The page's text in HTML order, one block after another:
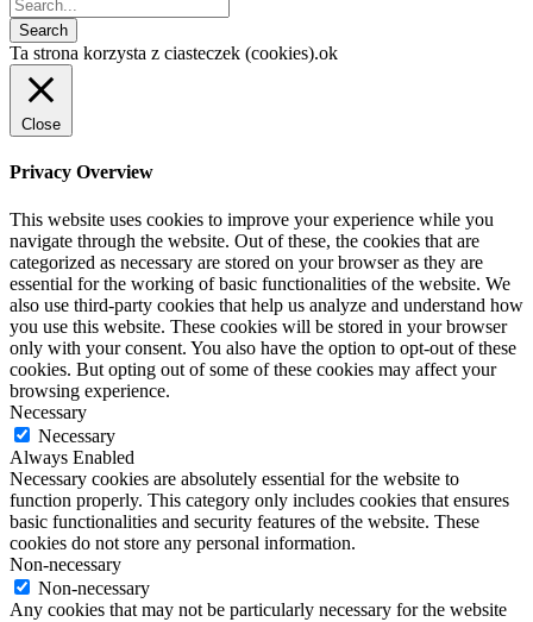
Ta strona korzysta z ciasteczek (cookies).ok
Close
Privacy Overview
This website uses cookies to improve your experience while you
navigate through the website. Out of these, the cookies that are
categorized as necessary are stored on your browser as they are
essential for the working of basic functionalities of the website. We
also use third-party cookies that help us analyze and understand how
you use this website. These cookies will be stored in your browser
only with your consent. You also have the option to opt-out of these
cookies. But opting out of some of these cookies may affect your
browsing experience.
Necessary
Necessary
Always Enabled
Necessary cookies are absolutely essential for the website to
function properly. This category only includes cookies that ensures
basic functionalities and security features of the website. These
cookies do not store any personal information.
Non-necessary
Non-necessary
Any cookies that may not be particularly necessary for the website